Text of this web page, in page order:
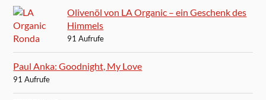
Olivenöl von LA Organic – ein Geschenk des
Himmels
91 Aufrufe
Paul Anka: Goodnight, My Love
91 Aufrufe